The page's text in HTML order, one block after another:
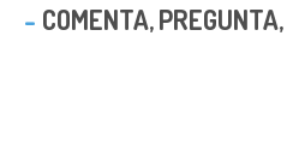
COMENTA,